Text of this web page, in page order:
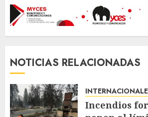
NOTICIAS RELACIONADAS
Incendios